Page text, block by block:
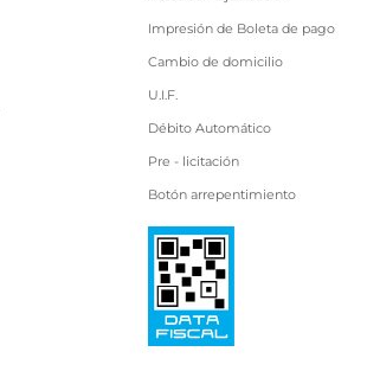
Impresión de Boleta de pago
Cambio de domicilio
U.I.F.
Débito Automático
Pre - licitación
Botón arrepentimiento